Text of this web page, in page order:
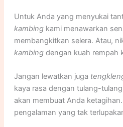
Untuk Anda yang menyukai
kambingkami menawarkan
membangkitkan selera. Atau,
kambingdengan kuah rempah
Jangan lewatkan juga
kaya rasa dengan tulang-
akan membuat Anda
pengalaman yang tak